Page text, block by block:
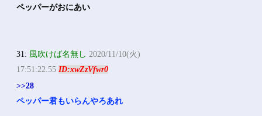
ペッパーがおにあい
31: 風吹けば名無し 2020/11/10(火)
17:51:22.55ID:xwZzVfwr0
>>28
ペッパー君もいらんやろあれ